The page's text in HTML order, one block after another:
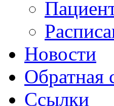
Новости
Обратная
Ссылки